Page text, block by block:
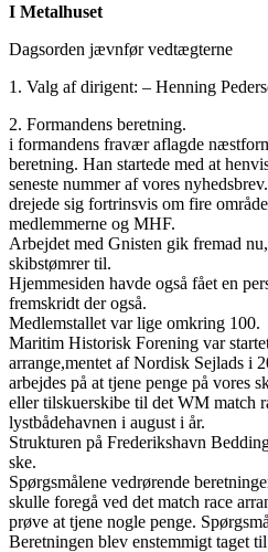
I Metalhuset
Dagsorden jævnfør vedtægterne
1. Valg af dirigent: – Henning
2. Formandens beretning.
i formandens fravær aflagde
beretning. Han startede med at
seneste nummer af vores
drejede sig fortrinsvis om fire
medlemmerne og MHF.
Arbejdet med Gnisten gik fremad
skibstømrer til.
Hjemmesiden havde også fået en
fremskridt der også.
Medlemstallet var lige omkring 100.
Maritim Historisk Forening var
arrange,mentet af Nordisk Sejlads i
arbejdes på at tjene penge på vores
eller tilskuerskibe til det WM match
lystbådehavnen i august i år.
Strukturen på Frederikshavn
ske.
Spørgsmålene vedrørende
skulle foregå ved det match race
prøve at tjene nogle penge.
Beretningen blev enstemmigt taget